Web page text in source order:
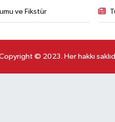
ve Fikstür
© 2023. Her hakkı